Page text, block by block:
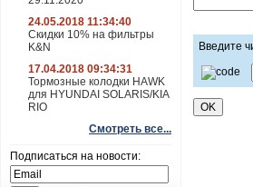
24.05.2018 11:34:40
Скидки 10% на фильтры
K&N
17.04.2018 09:34:31
Тормозные колодки HAWK
для HYUNDAI SOLARIS/KIA
RIO
Смотреть все...
Подписаться на новости:
Введите